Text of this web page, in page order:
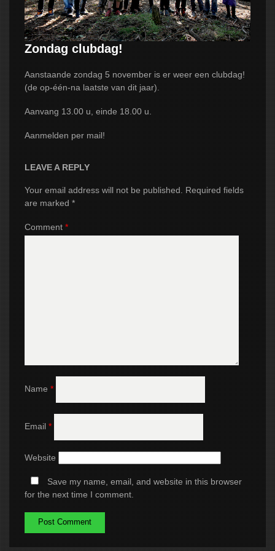
NIEUWS
AGENDA
2026
CONTACT
Zondag clubdag!
Aanstaande zondag 5 november is er weer een clubdag!
(de op-één-na laatste van dit jaar).
Aanvang 13.00 u, einde 18.00 u.
Aanmelden per mail!
LEAVE A REPLY
Your email address will not be published. Required fields
are marked*
Comment*
Name*
Email*
Website
Save my name, email, and website in this browser
for the next time I comment.